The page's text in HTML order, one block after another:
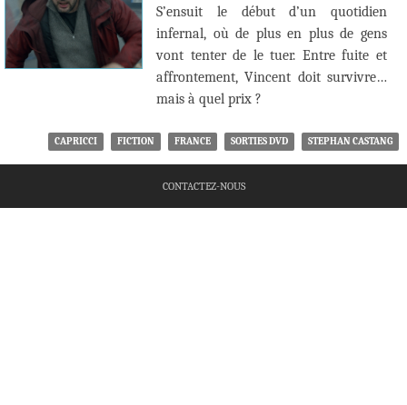
S’ensuit le début d’un quotidien
infernal, où de plus en plus de gens
vont tenter de le tuer. Entre fuite et
affrontement, Vincent doit survivre…
mais à quel prix ?
CAPRICCI FICTION FRANCE SORTIES DVD STEPHAN CASTANG
CONTACTEZ-NOUS